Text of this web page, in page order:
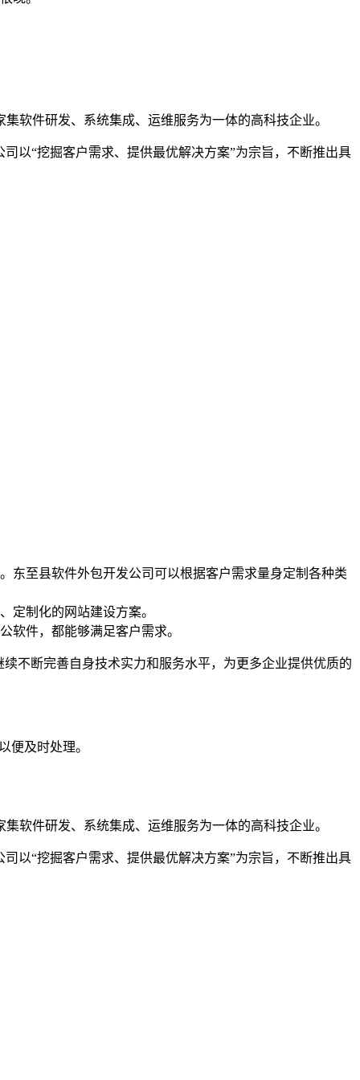
软件研发、系统集成、运维服务为一体的高科技企业。
以“挖掘客户需求、提供最优解决方案”为宗旨，不断推出具
东至县软件外包开发公司可以根据客户需求量身定制各种类
定制化的网站建设方案。
软件，都能够满足客户需求。
不断完善自身技术实力和服务水平，为更多企业提供优质的
便及时处理。
软件研发、系统集成、运维服务为一体的高科技企业。
以“挖掘客户需求、提供最优解决方案”为宗旨，不断推出具